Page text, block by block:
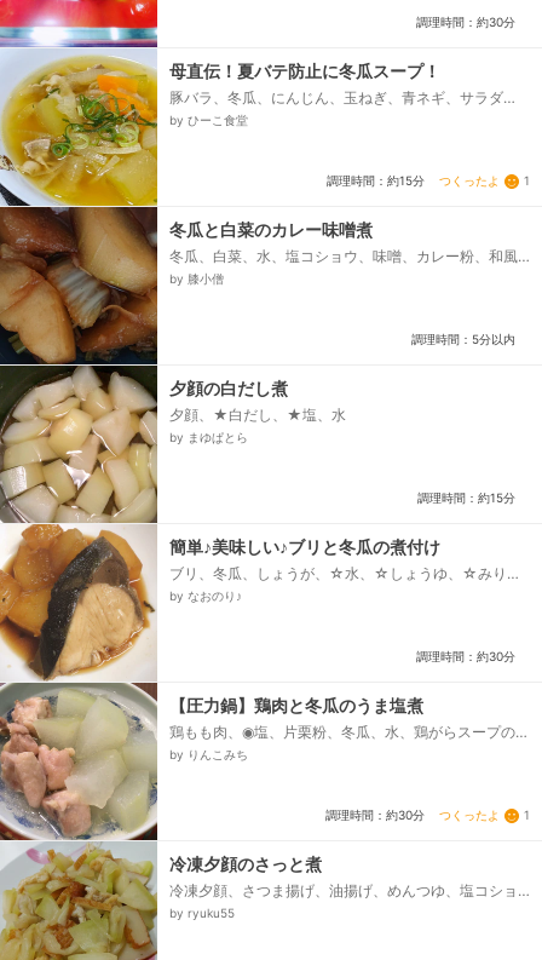
調理時間：約30分
母直伝！夏バテ防止に冬瓜スープ！
豚バラ、冬瓜、にんじん、玉ねぎ、青ネギ、サラダ
油、★薄口醤油、★酒、★塩、水、鰹と昆布のだしの
by ひーこ食堂
調理時間：約15分 つくったよ 1
冬瓜と白菜のカレー味噌煮
冬瓜、白菜、水、塩コショウ、味噌、カレー粉、和風
だしのもと
by 膝小僧
調理時間：5分以内
夕顔の白だし煮
夕顔、★白だし、★塩、水
by まゆぱとら
調理時間：約15分
簡単♪美味しい♪ブリと冬瓜の煮付け
ブリ、冬瓜、しょうが、☆水、☆しょうゆ、☆みり
ん、☆酒、☆砂糖、☆和風だしの素
by なおのり♪
調理時間：約30分
【圧力鍋】鶏肉と冬瓜のうま塩煮
鶏もも肉、◉塩、片栗粉、冬瓜、水、鶏がらスープの
素、塩
by りんこみち
調理時間：約30分 つくったよ 1
冷凍夕顔のさっと煮
冷凍夕顔、さつま揚げ、油揚げ、めんつゆ、塩コショ
ウ
by ryuku55